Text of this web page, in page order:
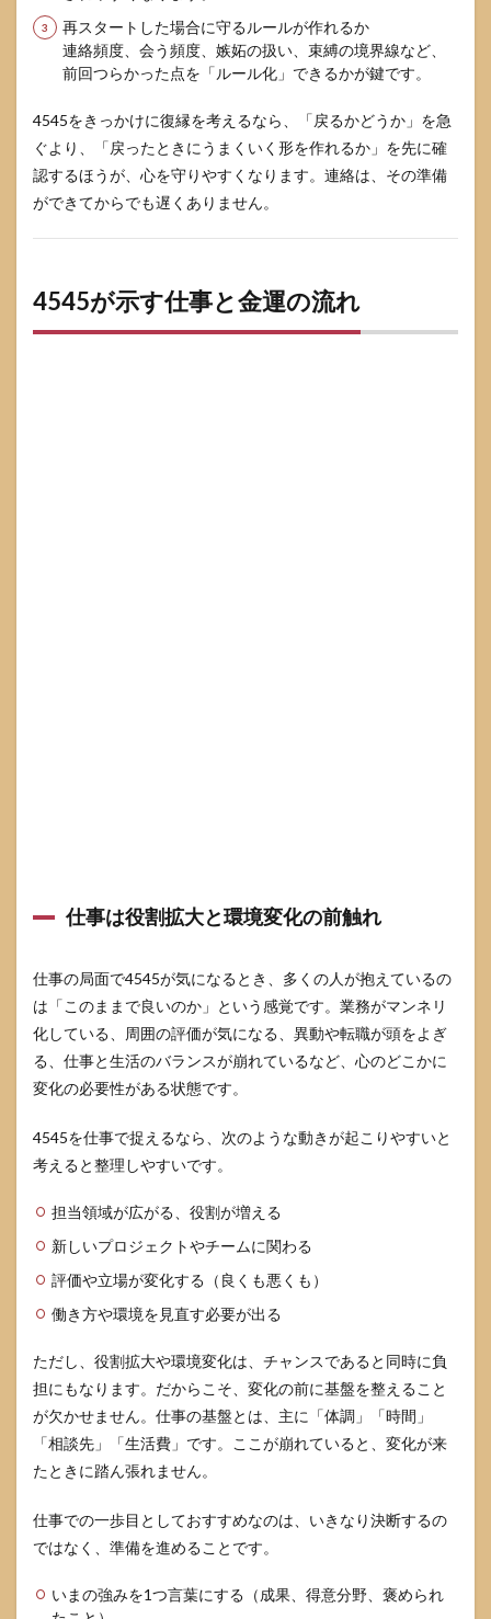
再スタートした場合に守るルールが作れるか
連絡頻度、会う頻度、嫉妬の扱い、束縛の境界線など、
前回つらかった点を「ルール化」できるかが鍵です。
4545をきっかけに復縁を考えるなら、「戻るかどうか」を急
ぐより、「戻ったときにうまくいく形を作れるか」を先に確
認するほうが、心を守りやすくなります。連絡は、その準備
ができてからでも遅くありません。
4545が示す仕事と金運の流れ
仕事は役割拡大と環境変化の前触れ
仕事の局面で4545が気になるとき、多くの人が抱えているの
は「このままで良いのか」という感覚です。業務がマンネリ
化している、周囲の評価が気になる、異動や転職が頭をよぎ
る、仕事と生活のバランスが崩れているなど、心のどこかに
変化の必要性がある状態です。
4545を仕事で捉えるなら、次のような動きが起こりやすいと
考えると整理しやすいです。
担当領域が広がる、役割が増える
新しいプロジェクトやチームに関わる
評価や立場が変化する（良くも悪くも）
働き方や環境を見直す必要が出る
ただし、役割拡大や環境変化は、チャンスであると同時に負
担にもなります。だからこそ、変化の前に基盤を整えること
が欠かせません。仕事の基盤とは、主に「体調」「時間」
「相談先」「生活費」です。ここが崩れていると、変化が来
たときに踏ん張れません。
仕事での一歩目としておすすめなのは、いきなり決断するの
ではなく、準備を進めることです。
いまの強みを1つ言葉にする（成果、得意分野、褒められ